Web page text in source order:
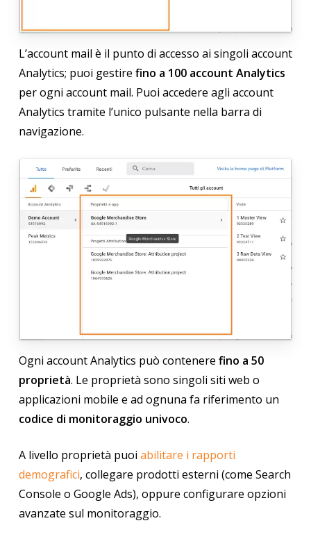
L’account mail è il punto di accesso ai singoli account
Analytics; puoi gestire fino a 100 account Analytics
per ogni account mail. Puoi accedere agli account
Analytics tramite l’unico pulsante nella barra di
navigazione.
Ogni account Analytics può contenere fino a 50
proprietà. Le proprietà sono singoli siti web o
applicazioni mobile e ad ognuna fa riferimento un
codice di monitoraggio univoco.
A livello proprietà puoi abilitare i rapporti
demografici, collegare prodotti esterni (come Search
Console o Google Ads), oppure configurare opzioni
avanzate sul monitoraggio.